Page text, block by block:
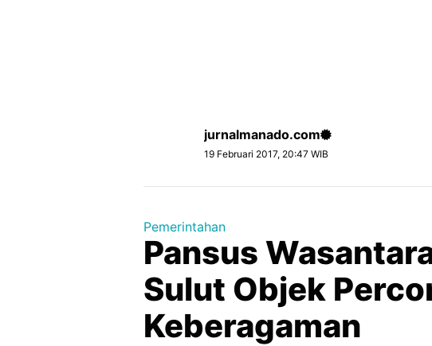
jurnalmanado.com
19 Februari 2017, 20:47 WIB
Pemerintahan
Pansus
Sulut Objek
Keberagaman